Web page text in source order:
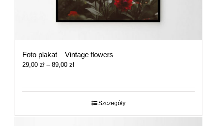
Foto plakat – Vintage flowers
29,00 zł – 89,00 złZakres
29,00 zł
Szczegóły